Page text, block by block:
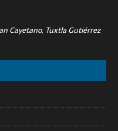
Cayetano, Tuxtla Gutiérrez